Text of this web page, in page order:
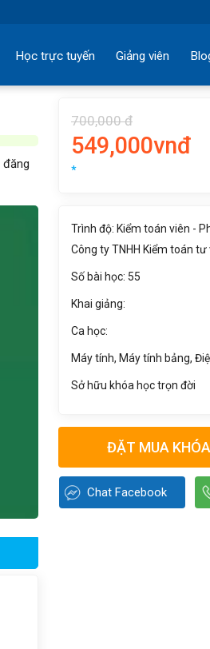
Học trực tuyến Giảng viên
đăng
700,000 đ
549,000vnđ
*
Trình độ: Kiểm toán viên -
Công ty TNHH Kiểm toán tư
Số bài học: 55
Khai giảng:
Ca học:
Máy tính, Máy tính bảng,
Sở hữu khóa học trọn đời
ĐẶT MUA
Chat Facebook